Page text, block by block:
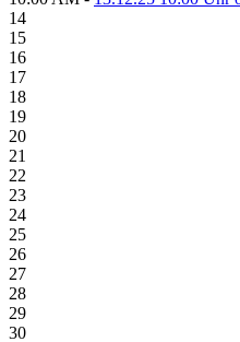
14
15
16
17
18
19
20
21
22
23
24
25
26
27
28
29
30